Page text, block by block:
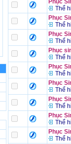
Phục
Thể
Phục
Thể
Phục
Thể
Phục
Thể
Phục
Thể
Phục
Thể
Phục
Thể
Phục
Thể
Phục
Thể